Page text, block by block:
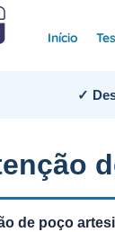
Início
✓
de poço